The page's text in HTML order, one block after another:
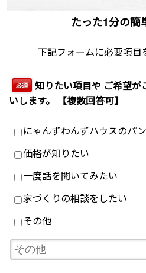
たった1分の簡
下記フォームに必要項目
必須
知りたい項目や ご希望
いします。 【複数回答可】
にゃんずわんずハウスのパ
価格が知りたい
一度話を聞いてみたい
家づくりの相談をしたい
その他